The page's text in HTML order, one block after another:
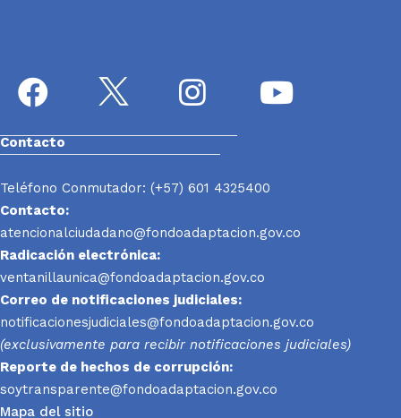
Contacto
Teléfono Conmutador: (+57) 601 4325400
Contacto:
atencionalciudadano@fondoadaptacion.gov.co
Radicación electrónica:
ventanillaunica@fondoadaptacion.gov.co
Correo de notificaciones judiciales:
notificacionesjudiciales@fondoadaptacion.gov.co
(exclusivamente para recibir notificaciones judiciales)
Reporte de hechos de corrupción:
soytransparente@fondoadaptacion.gov.co
Mapa del sitio